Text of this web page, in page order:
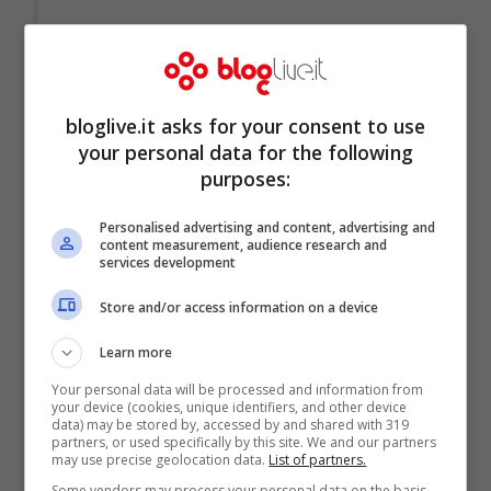
L’ordinanza firmata daDe Lucaprevede,
oltre a tutti i provvedimenti che riguardano
Sant’Antonio Abate, anche l’obbligatorietà
bloglive.it asks for your consent to use
your personal data for the following
purposes:
Personalised advertising and content, advertising and
content measurement, audience research and
services development
Store and/or access information on a device
Learn more
Your personal data will be processed and information from
your device (cookies, unique identifiers, and other device
data) may be stored by, accessed by and shared with 319
partners, or used specifically by this site. We and our partners
may use precise geolocation data. List of partners.